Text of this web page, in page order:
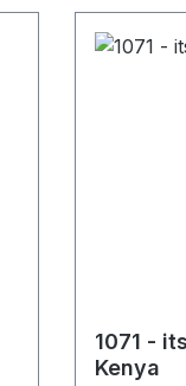
1071 -
Kenya